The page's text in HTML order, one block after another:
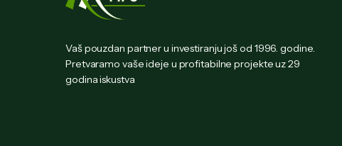
Vaš pouzdan partner u investiranju još od 1996. godine.
Pretvaramo vaše ideje u profitabilne projekte uz 29
godina iskustva